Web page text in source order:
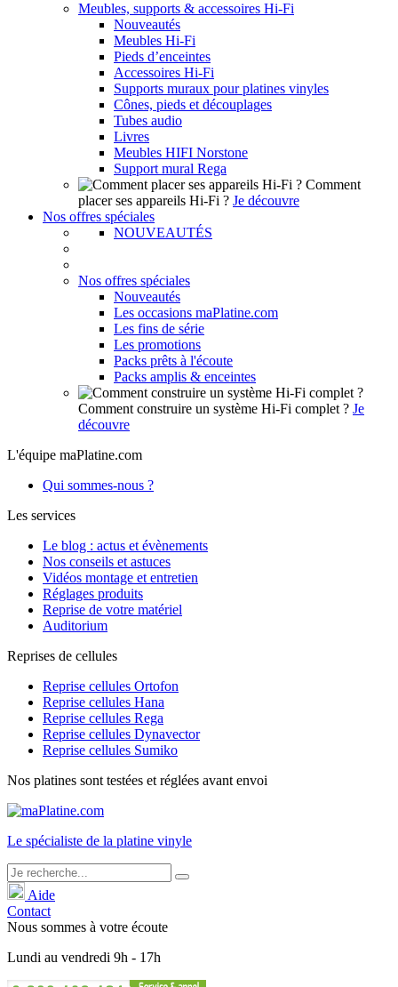
Meubles, supports & accessoires Hi-Fi
Nouveautés
Meubles Hi-Fi
Pieds d’enceintes
Accessoires Hi-Fi
Supports muraux pour platines vinyles
Cônes, pieds et découplages
Tubes audio
Livres
Meubles HIFI Norstone
Support mural Rega
Comment
placer ses appareils Hi-Fi ? Je découvre
Nos offres spéciales
NOUVEAUTÉS
Nos offres spéciales
Nouveautés
Les occasions maPlatine.com
Les fins de série
Les promotions
Packs prêts à l'écoute
Packs amplis & enceintes
Comment construire un système Hi-Fi complet ? Je
découvre
L'équipe maPlatine.com
Qui sommes-nous ?
Les services
Le blog : actus et évènements
Nos conseils et astuces
Vidéos montage et entretien
Réglages produits
Reprise de votre matériel
Auditorium
Reprises de cellules
Reprise cellules Ortofon
Reprise cellules Hana
Reprise cellules Rega
Reprise cellules Dynavector
Reprise cellules Sumiko
Nos platines sont testées et réglées avant envoi
Le spécialiste de la platine vinyle
Aide
Contact
Nous sommes à votre écoute
Lundi au vendredi 9h - 17h